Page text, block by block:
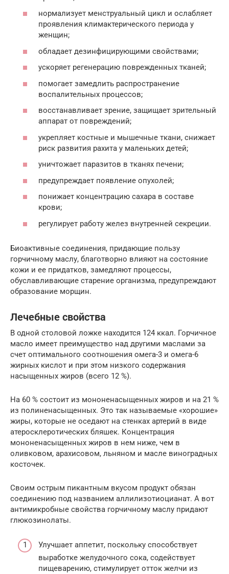
нормализует менструальный цикл и ослабляет
проявления климактерического периода у
женщин;
обладает дезинфицирующими свойствами;
ускоряет регенерацию поврежденных тканей;
помогает замедлить распространение
воспалительных процессов;
восстанавливает зрение, защищает зрительный
аппарат от повреждений;
укрепляет костные и мышечные ткани, снижает
риск развития рахита у маленьких детей;
уничтожает паразитов в тканях печени;
предупреждает появление опухолей;
понижает концентрацию сахара в составе
крови;
регулирует работу желез внутренней секреции.
Биоактивные соединения, придающие пользу
горчичному маслу, благотворно влияют на состояние
кожи и ее придатков, замедляют процессы,
обуславливающие старение организма, предупреждают
образование морщин.
Лечебные свойства
В одной столовой ложке находится 124 ккал. Горчичное
масло имеет преимущество над другими маслами за
счет оптимального соотношения омега-3 и омега-6
жирных кислот и при этом низкого содержания
насыщенных жиров (всего 12 %).
На 60 % состоит из мононенасыщенных жиров и на 21 %
из полиненасыщенных. Это так называемые «хорошие»
жиры, которые не оседают на стенках артерий в виде
атеросклеротических бляшек. Концентрация
мононенасыщенных жиров в нем ниже, чем в
оливковом, арахисовом, льняном и масле виноградных
косточек.
Своим острым пикантным вкусом продукт обязан
соединению под названием аллилизотиоцианат. А вот
антимикробные свойства горчичному маслу придают
глюкозинолаты.
Улучшает аппетит, поскольку способствует
выработке желудочного сока, содействует
пищеварению, стимулирует отток желчи из